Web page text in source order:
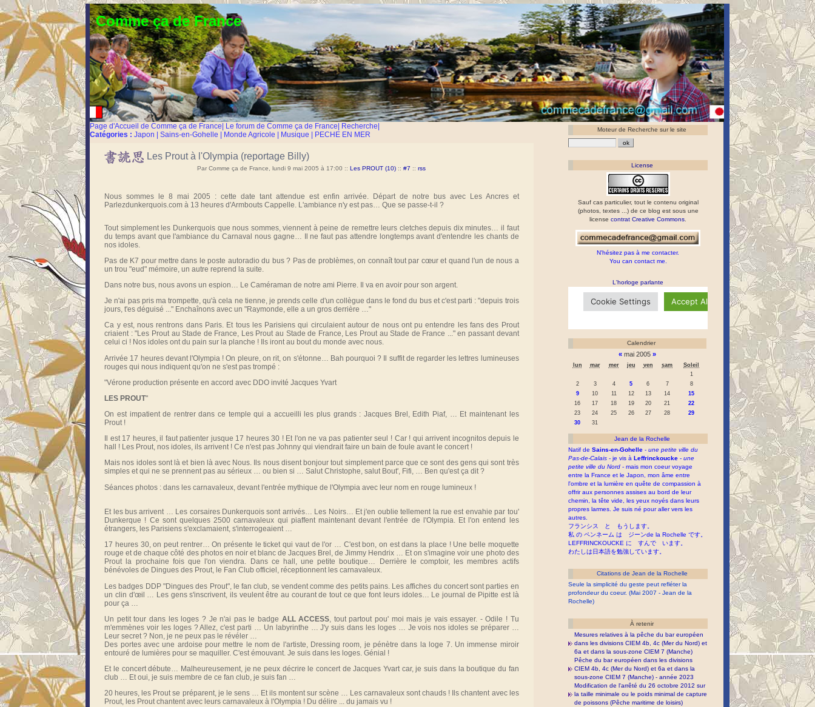
Comme ça de France
Page d'Accueil de Comme ça de France| Le forum de Comme ça de France| Recherche|
Catégories : Japon | Sains-en-Gohelle | Monde Agricole | Musique | PECHE EN MER
Les Prout à l'Olympia (reportage Billy)
Par Comme ça de France, lundi 9 mai 2005 à 17:00 :: Les PROUT (10) :: #7 :: rss
Nous sommes le 8 mai 2005 : cette date tant attendue est enfin arrivée. Départ de notre bus avec Les Ancres et
Parlezdunkerquois.com à 13 heures d'Armbouts Cappelle. L'ambiance n'y est pas… Que se passe-t-il ?
Tout simplement les Dunkerquois que nous sommes, viennent à peine de remettre leurs cletches depuis dix minutes… il faut
du temps avant que l'ambiance du Carnaval nous gagne… Il ne faut pas attendre longtemps avant d'entendre les chants de
nos idoles.
Pas de K7 pour mettre dans le poste autoradio du bus ? Pas de problèmes, on connaît tout par cœur et quand l'un de nous a
un trou "eud" mémoire, un autre reprend la suite.
Dans notre bus, nous avons un espion… Le Caméraman de notre ami Pierre. Il va en avoir pour son argent.
Je n'ai pas pris ma trompette, qu'à cela ne tienne, je prends celle d'un collègue dans le fond du bus et c'est parti : "depuis trois
jours, t'es déguisé ..." Enchaînons avec un "Raymonde, elle a un gros derrière …"
Ca y est, nous rentrons dans Paris. Et tous les Parisiens qui circulaient autour de nous ont pu entendre les fans des Prout
criaient : "Les Prout au Stade de France, Les Prout au Stade de France, Les Prout au Stade de France ..." en passant devant
celui ci ! Nos idoles ont du pain sur la planche ! Ils iront au bout du monde avec nous.
Arrivée 17 heures devant l'Olympia ! On pleure, on rit, on s'étonne… Bah pourquoi ? Il suffit de regarder les lettres lumineuses
rouges qui nous indiquent qu'on ne s'est pas trompé :
"Vérone production présente en accord avec DDO invité Jacques Yvart
LES PROUT"
On est impatient de rentrer dans ce temple qui a accueilli les plus grands : Jacques Brel, Edith Piaf, … Et maintenant les
Prout !
Il est 17 heures, il faut patienter jusque 17 heures 30 ! Et l'on ne va pas patienter seul ! Car ! qui arrivent incognitos depuis le
hall ! Les Prout, nos idoles, ils arrivent ! Ce n'est pas Johnny qui viendrait faire un bain de foule avant le concert !
Mais nos idoles sont là et bien là avec Nous. Ils nous disent bonjour tout simplement parce que ce sont des gens qui sont très
simples et qui ne se prennent pas au sérieux … ou bien si … Salut Christophe, salut Bout', Fifi, … Ben qu'est ça dit ?
Séances photos : dans les carnavaleux, devant l'entrée mythique de l'Olympia avec leur nom en rouge lumineux !
Et les bus arrivent … Les corsaires Dunkerquois sont arrivés… Les Noirs… Et j'en oublie tellement la rue est envahie par tou'
Dunkerque ! Ce sont quelques 2500 carnavaleux qui piaffent maintenant devant l'entrée de l'Olympia. Et l'on entend les
étrangers, les Parisiens s'exclamaient, s'interrogeaient …
17 heures 30, on peut rentrer… On présente le ticket qui vaut de l'or … C'est bon, on est dans la place ! Une belle moquette
rouge et de chaque côté des photos en noir et blanc de Jacques Brel, de Jimmy Hendrix … Et on s'imagine voir une photo des
Prout la prochaine fois que l'on viendra. Dans ce hall, une petite boutique… Derrière le comptoir, les membres actifs
bénévoles de Dingues des Prout, le Fan Club officiel, réceptionnent les carnavaleux.
Les badges DDP "Dingues des Prout", le fan club, se vendent comme des petits pains. Les affiches du concert sont parties en
un clin d'œil … Les gens s'inscrivent, ils veulent être au courant de tout ce que font leurs idoles… Le journal de Pipitte est là
pour ça …
Un petit tour dans les loges ? Je n'ai pas le badge ALL ACCESS , tout partout pou' moi mais je vais essayer. - Odile ! Tu
m'emmènes voir les loges ? Allez, c'est parti … Un labyrinthe … J'y suis dans les loges … Je vois nos idoles se préparer …
Leur secret ? Non, je ne peux pas le révéler …
Des portes avec une ardoise pour mettre le nom de l'artiste, Dressing room, je pénètre dans la loge 7. Un immense miroir
entouré de lumières pour se maquiller. C'est émouvant. Je suis dans les loges. Génial !
Et le concert débute… Malheureusement, je ne peux décrire le concert de Jacques Yvart car, je suis dans la boutique du fan
club … Et oui, je suis membre de ce fan club, je suis fan …
20 heures, les Prout se préparent, je le sens … Et ils montent sur scène … Les carnavaleux sont chauds ! Ils chantent avec les
Prout, les Prout chantent avec leurs carnavaleux à l'Olympia ! Du délire ... du jamais vu !
Moteur de Recherche sur le site
License
Sauf cas particulier, tout le contenu original
(photos, textes ...) de ce blog est sous une
licensecontrat Creative Commons
N'hésitez pas à me contacter.
You can contact me.
L'horloge parlante
Calendrier
« mai 2005»
lun mar mer jeu ven sam
Soleil
1
2
3 4 5 6 7
8
9
10 11 12 13 14
15
16
17 18 19 20 21
22
23
24 25 26 27 28
29
30
31
Jean de la Rochelle
Natif deSains-en-Gohelle -une petite ville du
Pas-de-Calais - je vis àLeffrinckoucke -une
petite ville du Nord - mais mon coeur voyage
entre la France et le Japon, mon âme entre
l'ombre et la lumière en quête de compassion à
offrir aux personnes assises au bord de leur
chemin, la tête vide, les yeux noyés dans leurs
propres larmes. Je suis né pour aller vers les
autres.
フランシス と もうします。
私 の ペンネーム は ジーンde la Rochelle です。
LEFFRINCKOUCKE に すんで います。
わたしは日本語を勉強しています。
Citations de Jean de la Rochelle
Seule la simplicité du geste peut refléter la
profondeur du coeur. (Mai 2007 - Jean de la
Rochelle)
À retenir
Mesures relatives à la pêche du bar européen
dans les divisions CIEM 4b, 4c (Mer du Nord) et
6a et dans la sous-zone CIEM 7 (Manche)
Pêche du bar européen dans les divisions
CIEM 4b, 4c (Mer du Nord) et 6a et dans la
sous-zone CIEM 7 (Manche) - année 2023
Modification de l'arrêté du 26 octobre 2012 sur
la taille minimale ou le poids minimal de capture
de poissons (Pêche maritime de loisirs)